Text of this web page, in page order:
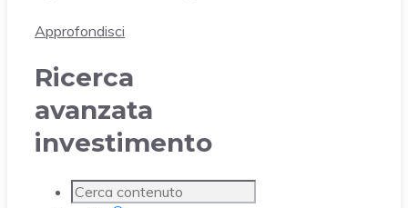
Approfondisci
Ricerca
avanzata
investimento